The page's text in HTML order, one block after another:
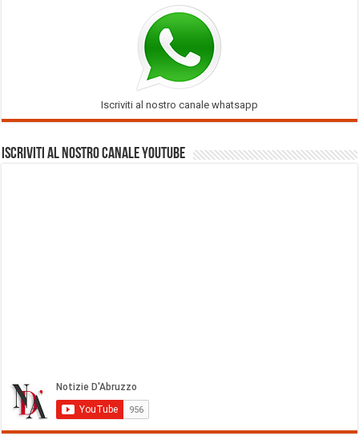
Iscriviti al nostro canale whatsapp
Iscriviti al nostro Canale Youtube